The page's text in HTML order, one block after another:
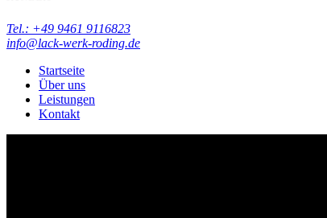
Tel.: +49 9461 9116823
info@lack-werk-roding.de
Startseite
Über uns
Leistungen
Kontakt